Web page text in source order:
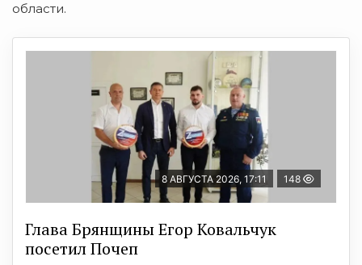
области.
8 АВГУСТА 2026, 17:11 148
Глава Брянщины Егор Ковальчук
посетил Почеп